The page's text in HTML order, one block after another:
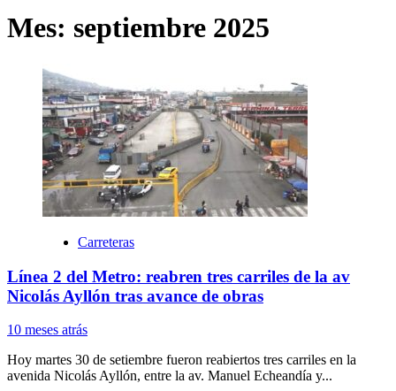
Mes: septiembre 2025
Carreteras
Línea 2 del Metro: reabren tres carriles de la av
Nicolás Ayllón tras avance de obras
10 meses atrás
Hoy martes 30 de setiembre fueron reabiertos tres carriles en la
avenida Nicolás Ayllón, entre la av. Manuel Echeandía y...